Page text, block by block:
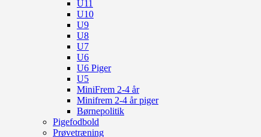
U11
U10
U9
U8
U7
U6
U6 Piger
U5
MiniFrem 2-4 år
Minifrem 2-4 år piger
Børnepolitik
Pigefodbold
Prøvetræning